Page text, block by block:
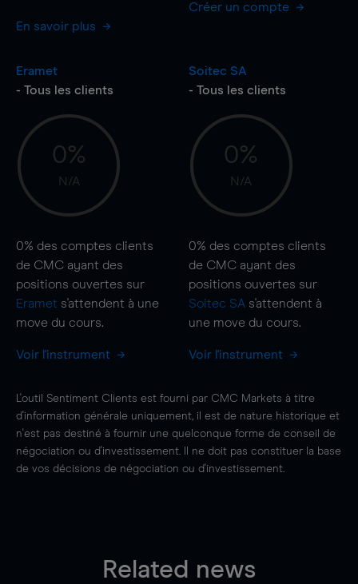
En savoir plus
Créer un compte
Eramet
- Tous les clients
0%
N/A
0% des comptes clients
de CMC ayant des
positions ouvertes sur
Eramet s'attendent à une
move du cours.
Voir l'instrument
Soitec SA
- Tous les clients
0%
N/A
0% des comptes clients
de CMC ayant des
positions ouvertes sur
Soitec SA s'attendent à
une move du cours.
Voir l'instrument
L'outil Sentiment Clients est fourni par CMC Markets à titre
d'information générale uniquement, il est de nature historique et
n'est pas destiné à fournir une quelconque forme de conseil de
négociation ou d'investissement. Il ne doit pas constituer la base
de vos décisions de négociation ou d'investissement.
Related news